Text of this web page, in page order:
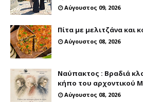
Αύγουστος 09, 2026
Πίτα με μελιτζάνα και
Αύγουστος 08, 2026
Ναύπακτος : Βραδιά
κήπο του αρχοντικού
Αύγουστος 08, 2026